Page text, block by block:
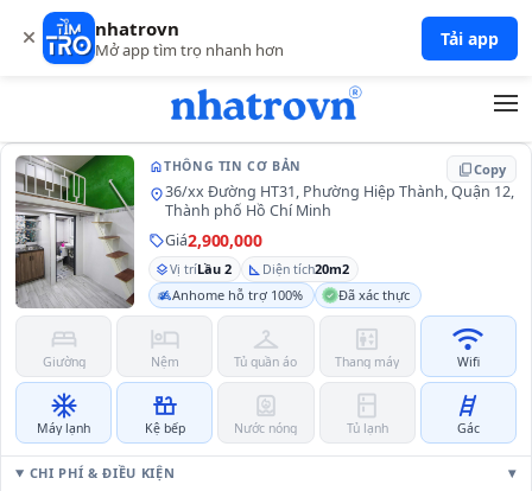
nhatrovn
Mở app tìm trọ nhanh hơn Tải app
homeTHÔNG TIN CƠ BẢN content_copyCopy
location_on36/xx Đường HT31, Phường Hiệp Thành, Quận 12,
Thành phố Hồ Chí Minh
sellGiá2,900,000
layersVị tríLầu 2 square_foot Diện tích20m2
Anhome hỗ trợ 100%
Đã xác thực
bed
Giường
hotel
Nệm
checkroom
Tủ quần áo
elevator
Thang máy
wifi
Wifi
ac_unit
Máy lạnh
countertops
Kệ bếp
water_heater
Nước nóng
kitchen
Tủ lạnh
tools_ladder
Gác
CHI PHÍ & ĐIỀU KIỆN